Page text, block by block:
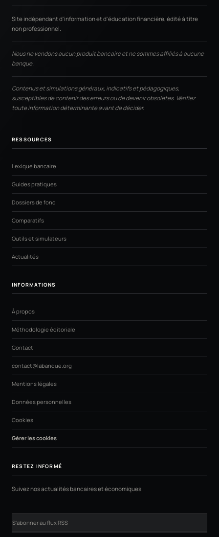
Site indépendant d'information et d'éducation financière, édité à titre
non professionnel.
Nous ne vendons aucun produit bancaire et ne sommes affiliés à aucune
banque.
Contenus et simulations généraux, indicatifs et pédagogiques,
susceptibles de contenir des erreurs ou de devenir obsolètes. Vérifiez
toute information déterminante avant de décider.
RESSOURCES
Lexique bancaire
Guides pratiques
Dossiers de fond
Comparatifs
Outils et simulateurs
Actualités
INFORMATIONS
À propos
Méthodologie éditoriale
Contact
contact@labanque.org
Mentions légales
Données personnelles
Cookies
Gérer les cookies
RESTEZ INFORMÉ
Suivez nos actualités bancaires et économiques
S'abonner au flux RSS